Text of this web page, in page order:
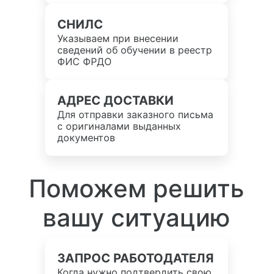
СНИЛС
Указываем при внесении
сведений об обучении в реестр
ФИС ФРДО
АДРЕС ДОСТАВКИ
Для отправки заказного письма
с оригиналами выданных
документов
Поможем решить
вашу ситуацию
ЗАПРОС РАБОТОДАТЕЛЯ